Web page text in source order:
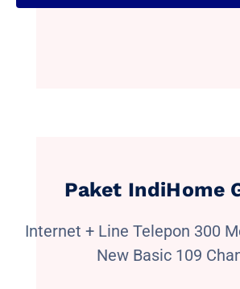
Paket IndiHome
Internet + Line Telepon 300
New Basic 109